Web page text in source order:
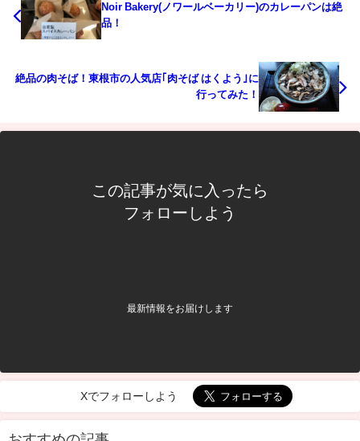
Noir Bakery(ノワールベーカリー)のカレーパンは絶
品！
絶品の肉そば！東根市の人気店｢肉そば はくよう｣に
行ってみた！
この記事が気に入ったら
フォローしよう
最新情報をお届けします
Xでフォローしよう